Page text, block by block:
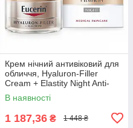
Крем нічний антивіковий для
обличчя, Hyaluron-Filler
Cream + Elastity Night Anti-
Aging for Face, Eucerin, 50 мл
В наявності
1 187,36 ₴ 1 448 ₴